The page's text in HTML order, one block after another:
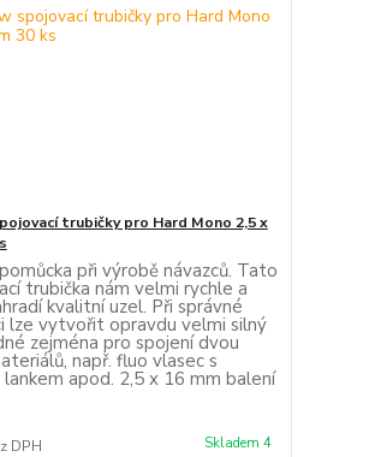
trubičky pro Hard Mono 2,5 x
při výrobě návazců. Tato
trubička nám velmi rychle a
kvalitní uzel. Při správné
lze vytvořit opravdu velmi silný
zejména pro spojení dvou
např. fluo vlasec s
apod. 2,5 x 16 mm balení
DPH Skladem 4